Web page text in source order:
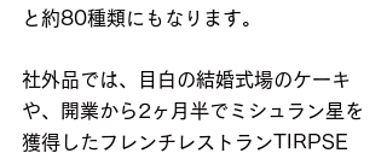
と約80種類にもなります。
社外品では、目白の結婚式場のケーキ
や、開業から2ヶ月半でミシュラン星を
獲得したフレンチレストランTIRPSE